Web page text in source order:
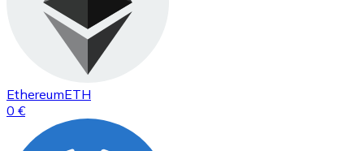
EthereumETH
0 €